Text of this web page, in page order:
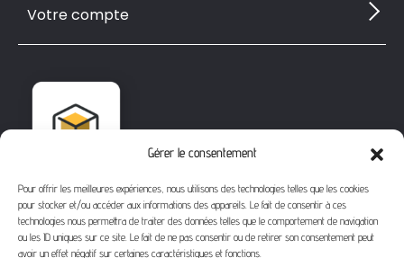
Gérer le consentement
Pour offrir les meilleures expériences, nous utilisons des technologies telles que les cookies
pour stocker et/ou accéder aux informations des appareils. Le fait de consentir à ces
technologies nous permettra de traiter des données telles que le comportement de navigation
ou les ID uniques sur ce site. Le fait de ne pas consentir ou de retirer son consentement peut
avoir un effet négatif sur certaines caractéristiques et fonctions.
Votre compte